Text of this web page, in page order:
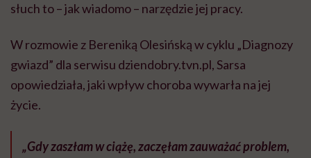
słuch to – jak wiadomo – narzędzie jej pracy.
W rozmowie z Bereniką Olesińską w cyklu „Diagnozy
gwiazd” dla serwisu dziendobry.tvn.pl, Sarsa
opowiedziała, jaki wpływ choroba wywarła na jej
życie.
„Gdy zaszłam w ciążę, zaczęłam zauważać problem,